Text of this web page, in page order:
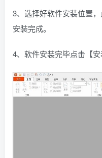
3、选择好软件安装位置
安装完成。
4、软件安装完毕点击【